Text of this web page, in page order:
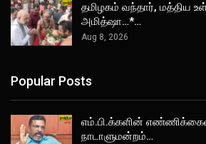
தமிழகம் வந்தார், மத்திய
அமித்ஷா…*…
Aug 8, 2026
Popular Posts
எம்.பி.க்களின்
நாடாளுமன்றம்…